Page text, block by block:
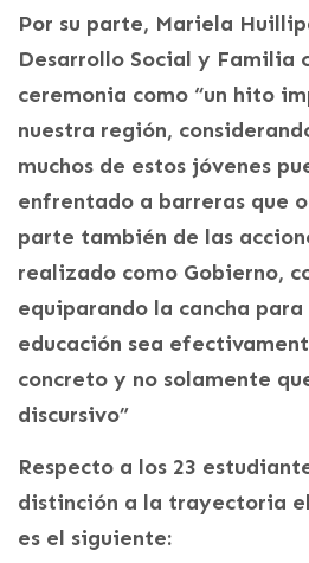
Por su parte, Mariela
Desarrollo Social y Familia
ceremonia como “un hito
nuestra región,
muchos de estos jóvenes
enfrentado a barreras que
parte también de las
realizado como Gobierno,
equiparando la cancha
educación sea
concreto y no solamente
discursivo”
Respecto a los 23
distinción a la trayectoria
es el siguiente: